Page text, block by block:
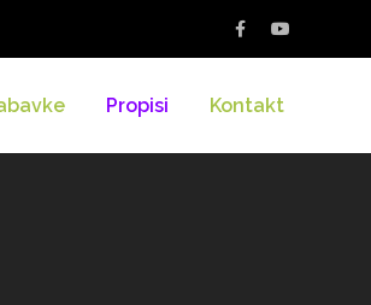
Propisi Kontakt